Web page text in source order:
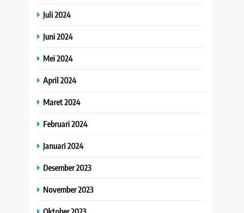
Juli 2024
Juni 2024
Mei 2024
April 2024
Maret 2024
Februari 2024
Januari 2024
Desember 2023
November 2023